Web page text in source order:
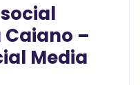
–
Media